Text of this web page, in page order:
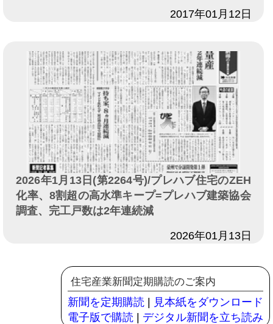
2017年01月12日
2026年1月13日(第2264号)/プレハブ住宅のZEH
化率、8割超の高水準キープ=プレハブ建築協会
調査、完工戸数は2年連続減
2026年01月13日
住宅産業新聞定期購読のご案内
新聞を定期購読 | 見本紙をダウンロード
電子版で購読 | デジタル新聞を立ち読み